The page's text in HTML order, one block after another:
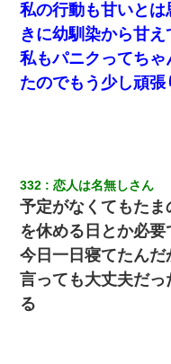
私の行動も甘いと
きに幼馴染から甘
私もパニクってち
たのでもう少し頑張
332 恋人は名無しさん
予定がなくてもた
を休める日とか必要
今日一日寝てたん
言っても大丈夫だ
る